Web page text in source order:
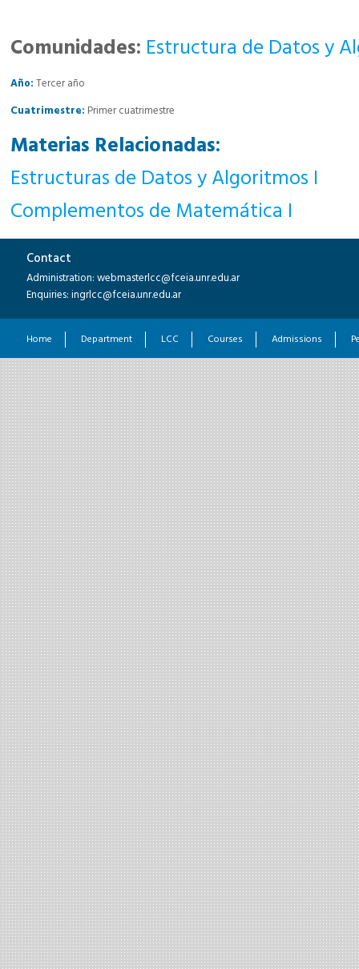
Comunidades: Estructura de Datos y
Año:Tercer año
Cuatrimestre: Primer cuatrimestre
Materias Relacionadas:
Estructuras de Datos y Algoritmos I
Complementos de Matemática I
Contact
Administration: webmasterlcc@fceia.unr.edu.ar
Enquiries: ingrlcc@fceia.unr.edu.ar
Home Department LCC Courses Admissions